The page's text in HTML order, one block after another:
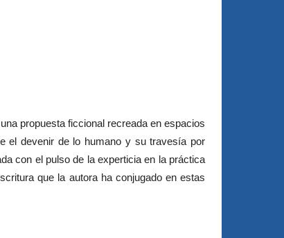
propuesta ficcional recreada en espacios
el devenir de lo humano y su travesía por
con el pulso de la experticia en la práctica
que la autora ha conjugado en estas